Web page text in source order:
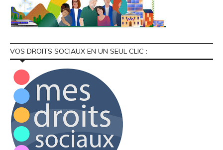
VOS DROITS SOCIAUX EN UN SEUL CLIC :